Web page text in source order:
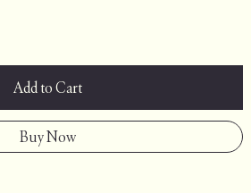
Add to Cart
Buy Now